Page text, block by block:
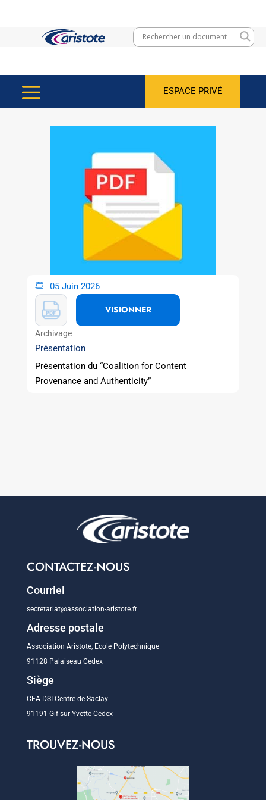
ESPACE PRIVÉ
05 Juin 2026
VISIONNER
Archivage
Présentation
Présentation du “Coalition for Content
Provenance and Authenticity”
CONTACTEZ-NOUS
Courriel
secretariat@association-aristote.fr
Adresse postale
Association Aristote, Ecole Polytechnique
91128 Palaiseau Cedex
Siège
CEA-DSI Centre de Saclay
91191 Gif-sur-Yvette Cedex
TROUVEZ-NOUS